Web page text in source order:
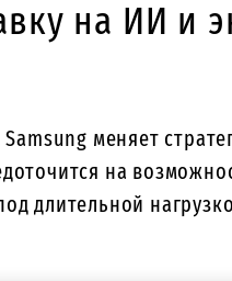
на ИИ и
меняет
на
длительной